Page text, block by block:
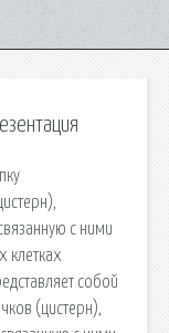
с ними
клетках
собой
(цистерн),